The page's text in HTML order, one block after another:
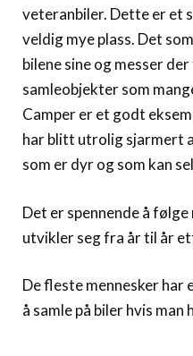
veteranbiler. Dette er et
veldig mye plass. Det
bilene sine og messer
samleobjekter som
Camper er et godt
har blitt utrolig sjarmert
som er dyr og som kan
Det er spennende å
utvikler seg fra år til år
De fleste mennesker har
å samle på biler hvis